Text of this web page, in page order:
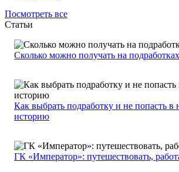
Посмотреть все
Статьи
Сколько можно получать на подработках
Как выбрать подработку и не попасть в
историю
ГК «Император»: путешествовать,